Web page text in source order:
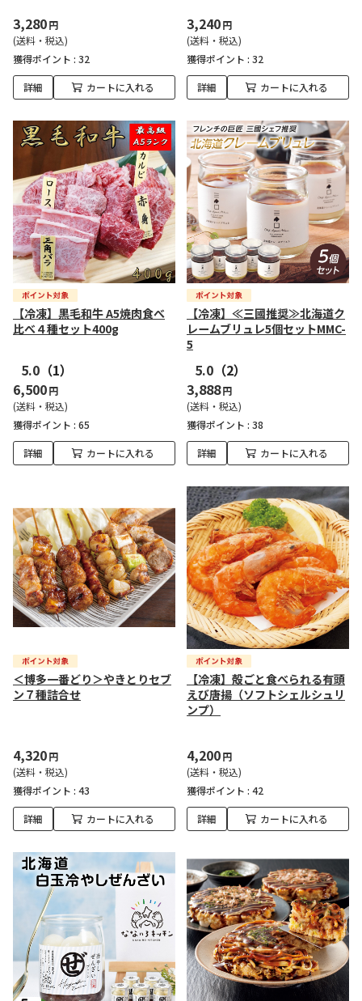
3,280円
(送料・税込)
獲得ポイント : 32
詳細 カートに入れる
3,240円
(送料・税込)
獲得ポイント : 32
詳細 カートに入れる
【冷凍】黒毛和牛 A5焼肉食べ
比べ４種セット400g
5.0 （1）
6,500円
(送料・税込)
獲得ポイント : 65
詳細 カートに入れる
【冷凍】≪三國推奨≫北海道ク
レームブリュレ5個セットMMC-
5
5.0 （2）
3,888円
(送料・税込)
獲得ポイント : 38
詳細 カートに入れる
＜博多一番どり＞やきとりセブ
ン７種詰合せ
4,320円
(送料・税込)
獲得ポイント : 43
詳細 カートに入れる
【冷凍】殻ごと食べられる有頭
えび唐揚（ソフトシェルシュリ
ンプ）
4,200円
(送料・税込)
獲得ポイント : 42
詳細 カートに入れる